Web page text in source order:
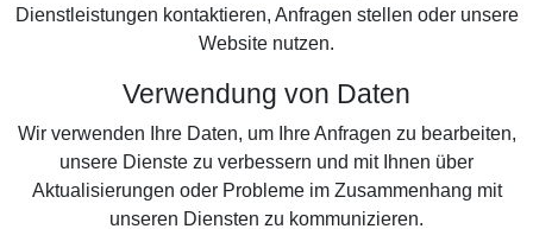
Dienstleistungen kontaktieren, Anfragen stellen oder unsere
Website nutzen.
Verwendung von Daten
Wir verwenden Ihre Daten, um Ihre Anfragen zu bearbeiten,
unsere Dienste zu verbessern und mit Ihnen über
Aktualisierungen oder Probleme im Zusammenhang mit
unseren Diensten zu kommunizieren.